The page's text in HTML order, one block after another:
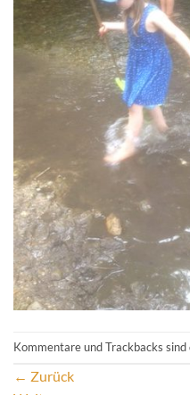
Kommentare und Trackbacks sind
← Zurück